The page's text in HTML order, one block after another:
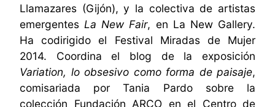
Llamazares (Gijón), y la colectiva de artistas
emergentesLa New Fair, en La New Gallery.
Ha codirigido el Festival Miradas de Mujer
2014. Coordina el blog de la exposición
Variation, lo obsesivo como forma de paisaje,
comisariada por Tania Pardo sobre la
colección Fundación ARCO en el Centro de